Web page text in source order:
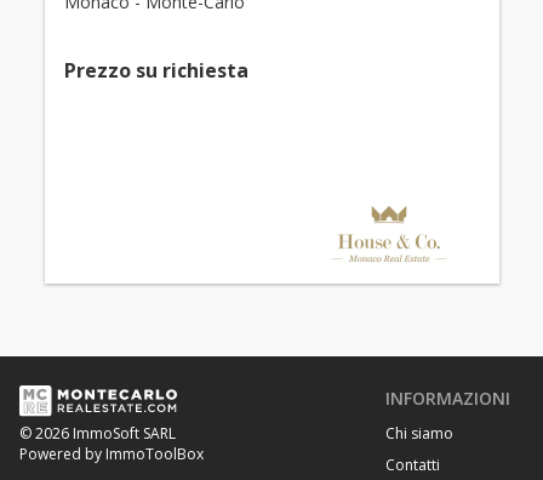
Prezzo su richiesta
© 2026 ImmoSoft SARL
Powered by ImmoToolBox
INFORMAZIONI
Chi siamo
Contatti